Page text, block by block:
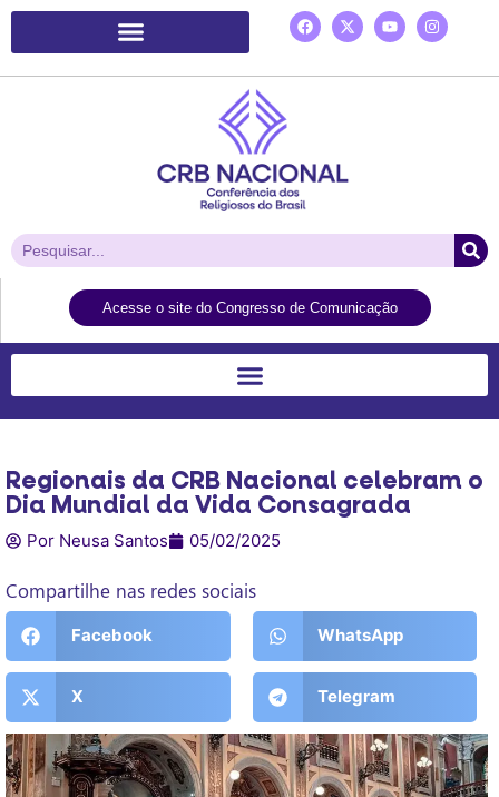
Acesse o site do Congresso de Comunicação
Regionais da CRB Nacional celebram o
Dia Mundial da Vida Consagrada
Por Neusa Santos 05/02/2025
Compartilhe nas redes sociais
Facebook WhatsApp
X Telegram